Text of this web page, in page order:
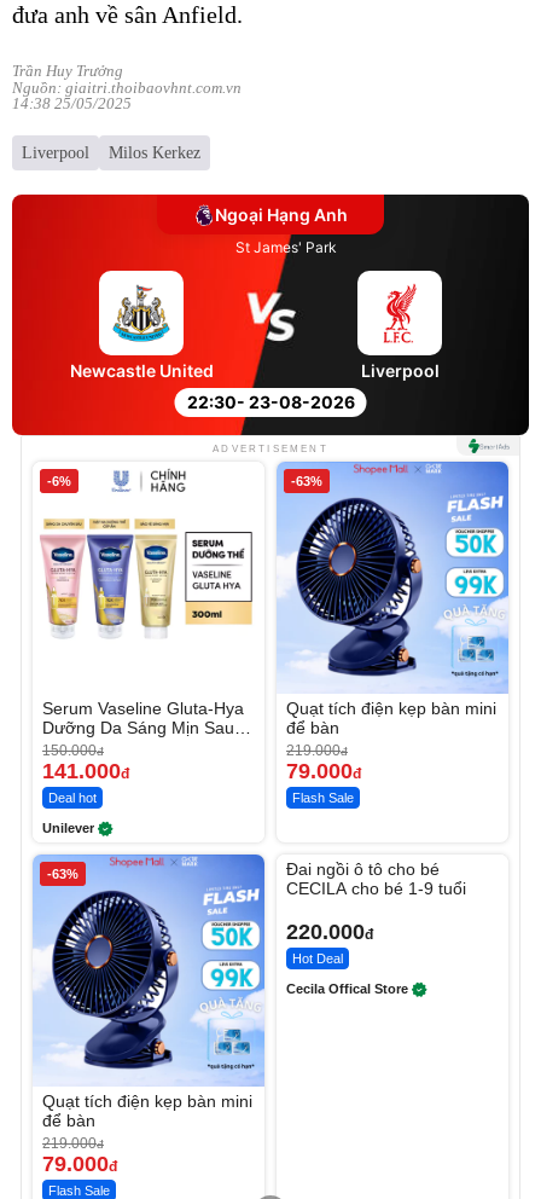
đưa anh về sân Anfield.
Trần Huy Trưởng
Nguồn: giaitri.thoibaovhnt.com.vn
14:38 25/05/2025
Liverpool Milos Kerkez
Ngoại Hạng Anh
St James' Park
22:30- 23-08-2026
Newcastle United Liverpool
ADVERTISEMENT
-6%
Serum Vaseline Gluta-Hya
Dưỡng Da Sáng Mịn Sau 7
Ngày
150.000đ
141.000đ
Deal hot
Unilever
-63%
Quạt tích điện kẹp bàn mini
để bàn
219.000đ
79.000đ
Flash Sale
-63%
Quạt tích điện kẹp bàn mini
để bàn
219.000đ
79.000đ
Flash Sale
Đai ngồi ô tô cho bé
CECILA cho bé 1-9 tuổi
220.000đ
Hot Deal
Cecila Offical Store